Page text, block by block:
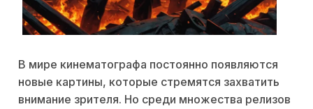
В мире кинематографа постоянно появляются
новые картины, которые стремятся захватить
внимание зрителя. Но среди множества релизов